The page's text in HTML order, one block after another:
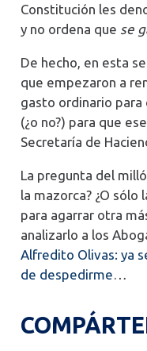
Constitución les
y no ordena que se
De hecho, en esta
que empezaron a
gasto ordinario para
(¿o no?) para que
Secretaría de
La pregunta del
la mazorca? ¿O sólo
para agarrar otra
analizarlo a los
Alfredito Olivas: ya
de despedirme